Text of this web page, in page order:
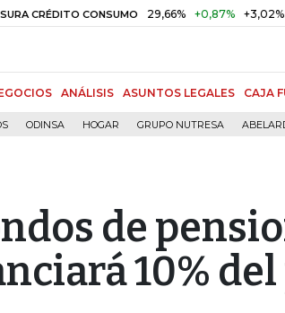
CONSUMO 29,66% +0,87% +3,02%
ANÁLISIS ASUNTOS LEGALES CAJA
ODINSA HOGAR GRUPO NUTRESA
de
10%